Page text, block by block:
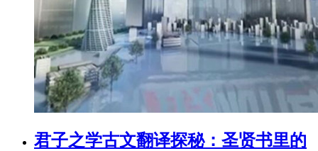
君子之学古文翻译探秘：圣贤书里的